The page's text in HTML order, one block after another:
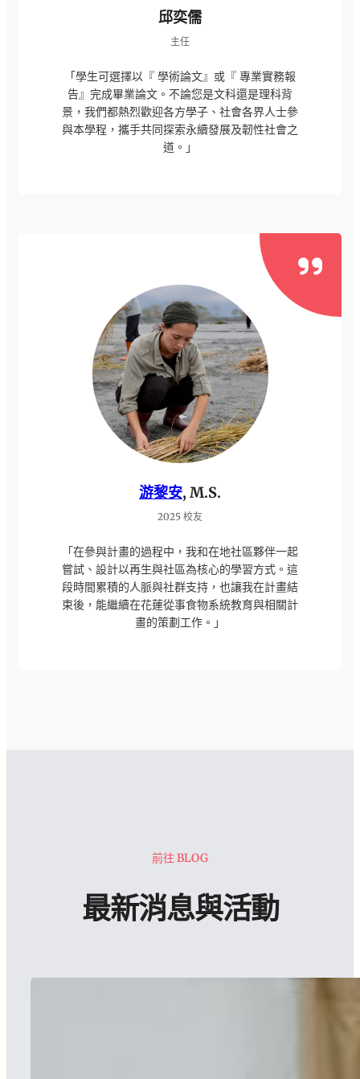
邱奕儒
主任
「學生可選擇以『 學術論文』或『 專業實務報
告』完成畢業論文。不論您是文科還是理科背
景，我們都熱烈歡迎各方學子、社會各界人士參
與本學程，攜手共同探索永續發展及韌性社會之
道。」
游黎安, M.S.
2025 校友
「在參與計畫的過程中，我和在地社區夥伴一起
嘗試、設計以再生與社區為核心的學習方式。這
段時間累積的人脈與社群支持，也讓我在計畫結
束後，能繼續在花蓮從事食物系統教育與相關計
畫的策劃工作。」
前往 BLOG
最新消息與活動